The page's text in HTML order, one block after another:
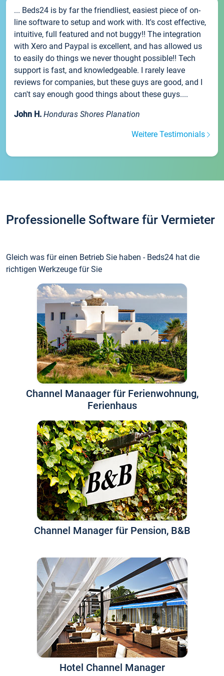
... Beds24 is by far the friendliest, easiest piece of on-
line software to setup and work with. It's cost effective,
intuitive, full featured and not buggy!! The integration
with Xero and Paypal is excellent, and has allowed us
to easily do things we never thought possible!! Tech
support is fast, and knowledgeable. I rarely leave
reviews for companies, but these guys are good, and I
can't say enough good things about these guys....
John H. Honduras Shores Planation
Weitere Testimonials
Professionelle Software für Vermieter
Gleich was für einen Betrieb Sie haben - Beds24 hat die
richtigen Werkzeuge für Sie
Channel Manaager für Ferienwohnung,
Ferienhaus
Channel Manager für Pension, B&B
Hotel Channel Manager